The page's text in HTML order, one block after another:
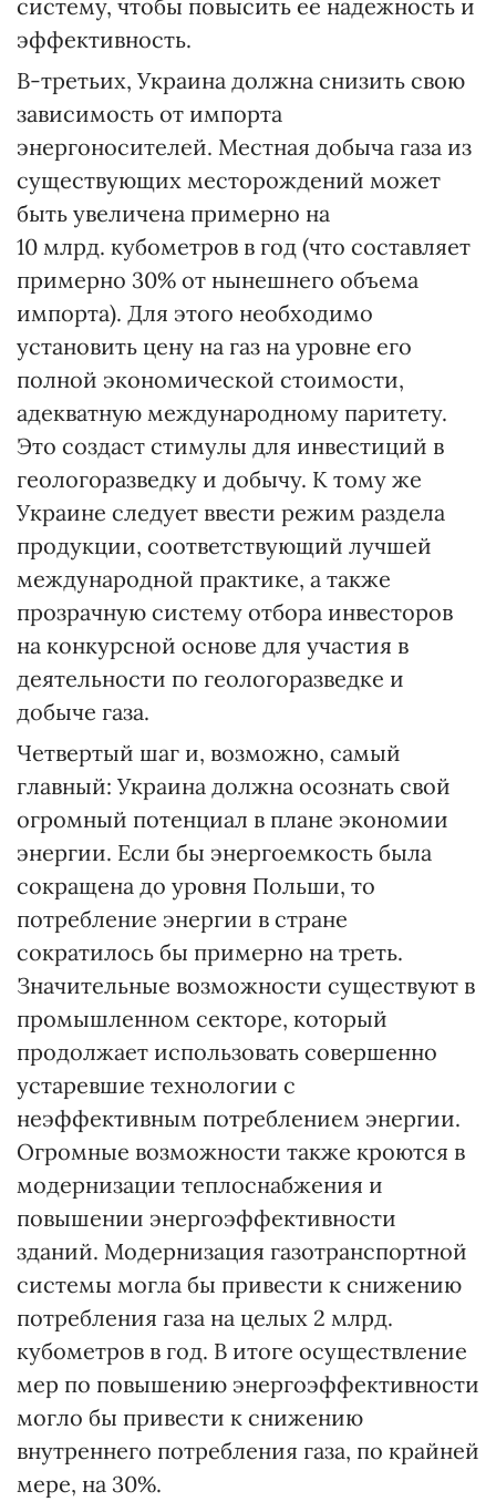
систему, чтобы повысить ее надежность и
эффективность.
В-третьих, Украина должна снизить свою
зависимость от импорта
энергоносителей. Местная добыча газа из
существующих месторождений может
быть увеличена примерно на
10 млрд. кубометров в год (что составляет
примерно 30% от нынешнего объема
импорта). Для этого необходимо
установить цену на газ на уровне его
полной экономической стоимости,
адекватную международному паритету.
Это создаст стимулы для инвестиций в
геологоразведку и добычу. К тому же
Украине следует ввести режим раздела
продукции, соответствующий лучшей
международной практике, а также
прозрачную систему отбора инвесторов
на конкурсной основе для участия в
деятельности по геологоразведке и
добыче газа.
Четвертый шаг и, возможно, самый
главный: Украина должна осознать свой
огромный потенциал в плане экономии
энергии. Если бы энергоемкость была
сокращена до уровня Польши, то
потребление энергии в стране
сократилось бы примерно на треть.
Значительные возможности существуют в
промышленном секторе, который
продолжает использовать совершенно
устаревшие технологии с
неэффективным потреблением энергии.
Огромные возможности также кроются в
модернизации теплоснабжения и
повышении энергоэффективности
зданий. Модернизация газотранспортной
системы могла бы привести к снижению
потребления газа на целых 2 млрд.
кубометров в год. В итоге осуществление
мер по повышению энергоэффективности
могло бы привести к снижению
внутреннего потребления газа, по крайней
мере, на 30%.